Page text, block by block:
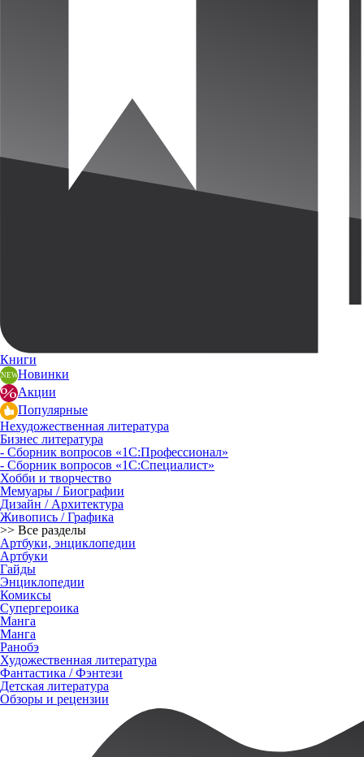
Книги
Новинки
Акции
Популярные
Нехудожественная литература
Бизнес литература
- Сборник вопросов «1С:Профессионал»
- Сборник вопросов «1С:Специалист»
Хобби и творчество
Мемуары / Биографии
Дизайн / Архитектура
Живопись / Графика
>> Все разделы
Артбуки, энциклопедии
Артбуки
Гайды
Энциклопедии
Комиксы
Супергероика
Манга
Манга
Ранобэ
Художественная литература
Фантастика / Фэнтези
Детская литература
Обзоры и рецензии